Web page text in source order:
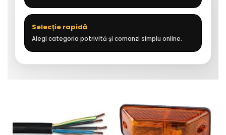
Selecție rapidă
Alegi categoria potrivită și comanzi simplu online.